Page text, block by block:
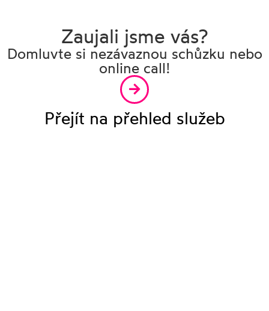
Zaujali jsme vás?
Domluvte si nezávaznou schůzku nebo
online call!
Přejít na přehled služeb